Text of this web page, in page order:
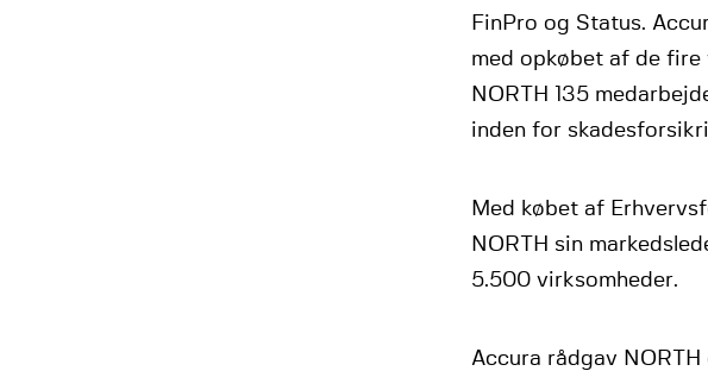
FinPro og Status.
med opkøbet af de fire
NORTH 135
inden for
Med købet af
NORTH sin
5.500 virksomheder.
Accura rådgav